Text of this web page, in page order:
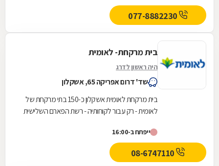
בית מרקחת- לאומית
היה ראשון לדרג
שד' דרום אפריקה 65, אשקלון
בית מרקחת לאומית אשקלון כ-150 בתי מרקחת של
לאומית - רק עבור לקוחותיה - רשת הפארם השלישית
ייפתח ב-16:00
08-6747110